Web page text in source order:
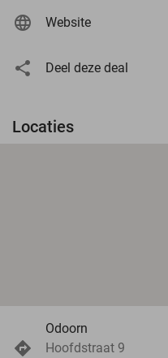
Website
Deel deze deal
Locaties
Odoorn
Hoofdstraat 9